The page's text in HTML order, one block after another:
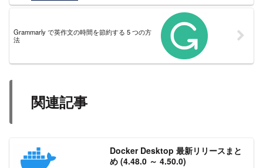
Grammarly で英作文の時間を節約する 5 つの方
法
関連記事
Docker Desktop 最新リリースまと
め (4.48.0 ～ 4.50.0)